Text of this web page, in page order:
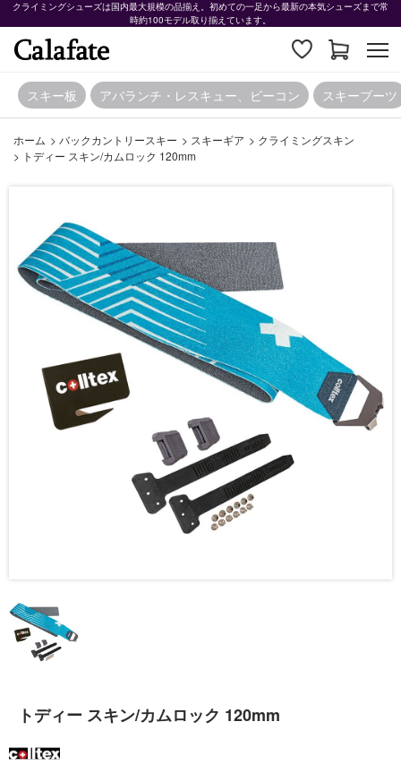
クライミングシューズは国内最大規模の品揃え。初めての一足から最新の本気シューズまで常
時約100モデル取り揃えています。
スキー板 アバランチ・レスキュー、ビーコン スキーブーツ
ホーム > バックカントリースキー > スキーギア > クライミングスキン
> トディー スキン/カムロック 120mm
トディー スキン/カムロック 120mm